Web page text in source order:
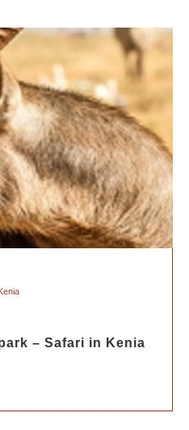
Kenia
– Safari in Kenia